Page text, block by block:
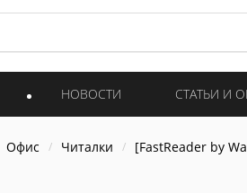
НОВОСТИ СТАТЬИ И
Офис Читалки [FastReader by